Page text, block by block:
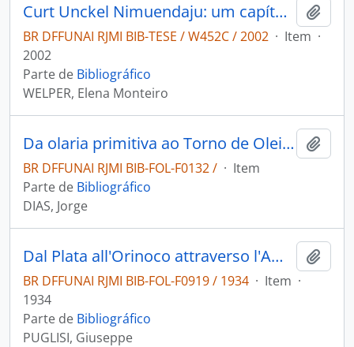
Curt Unckel Nimuendaju: um capítulo alemão na tradição etnográfica brasileira
BR DFFUNAI RJMI BIB-TESE / W452C / 2002 · Item ·
2002
Parte de Bibliográfico
WELPER, Elena Monteiro
Da olaria primitiva ao Torno de Oleiro: com especial referência ao norte de Portugal.
BR DFFUNAI RJMI BIB-FOL-F0132 / · Item
Parte de Bibliográfico
DIAS, Jorge
Dal Plata all'Orinoco attraverso l'America Latina
BR DFFUNAI RJMI BIB-FOL-F0919 / 1934 · Item ·
1934
Parte de Bibliográfico
PUGLISI, Giuseppe